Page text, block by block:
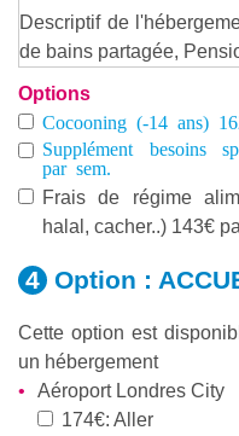
Descriptif de
de bains partagée,
Options
Cocooning (-14 ans)
Supplément besoins
par sem.
Frais de régime
halal, cacher..) 143€
Option :
Cette option est
un hébergement
Aéroport Londres City
174€: Aller